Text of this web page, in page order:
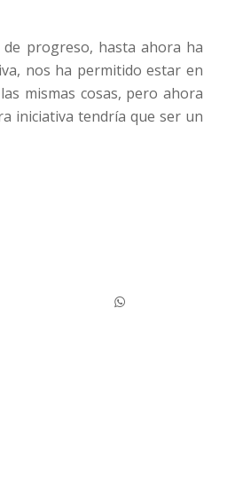
progreso, hasta ahora ha
nos ha permitido estar en
mismas cosas, pero ahora
iniciativa tendría que ser un